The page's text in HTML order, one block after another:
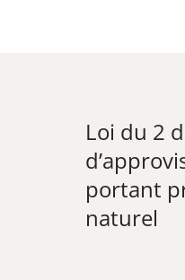
Loi du 2
portant
naturel